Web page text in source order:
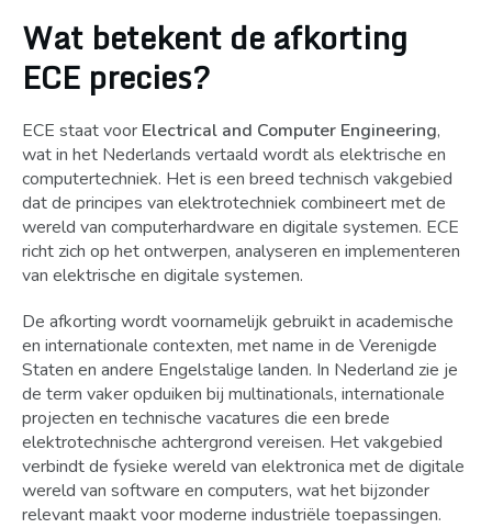
Wat betekent de afkorting
ECE precies?
ECE staat voor Electrical and Computer Engineering,
wat in het Nederlands vertaald wordt als elektrische en
computertechniek. Het is een breed technisch vakgebied
dat de principes van elektrotechniek combineert met de
wereld van computerhardware en digitale systemen. ECE
richt zich op het ontwerpen, analyseren en implementeren
van elektrische en digitale systemen.
De afkorting wordt voornamelijk gebruikt in academische
en internationale contexten, met name in de Verenigde
Staten en andere Engelstalige landen. In Nederland zie je
de term vaker opduiken bij multinationals, internationale
projecten en technische vacatures die een brede
elektrotechnische achtergrond vereisen. Het vakgebied
verbindt de fysieke wereld van elektronica met de digitale
wereld van software en computers, wat het bijzonder
relevant maakt voor moderne industriële toepassingen.